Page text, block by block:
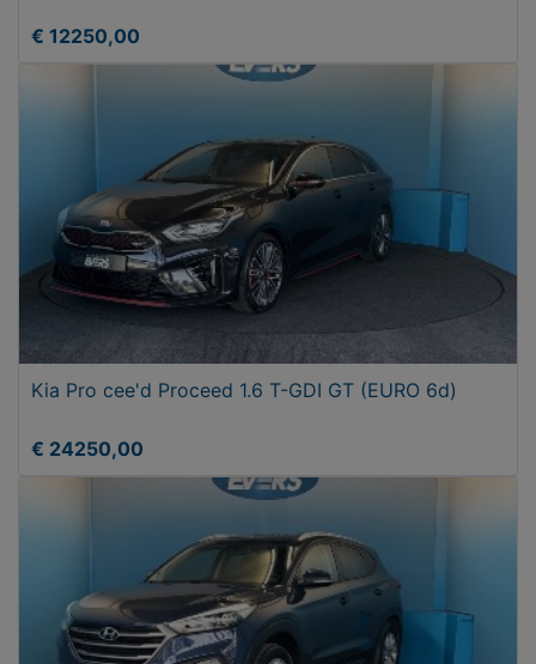
€ 12250,00
Kia Pro cee'd Proceed 1.6 T-GDI GT (EURO 6d)
€ 24250,00